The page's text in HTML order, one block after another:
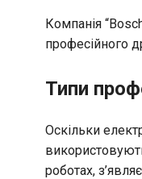
Компанія
професійного
Типи
Оскільки
роботах,